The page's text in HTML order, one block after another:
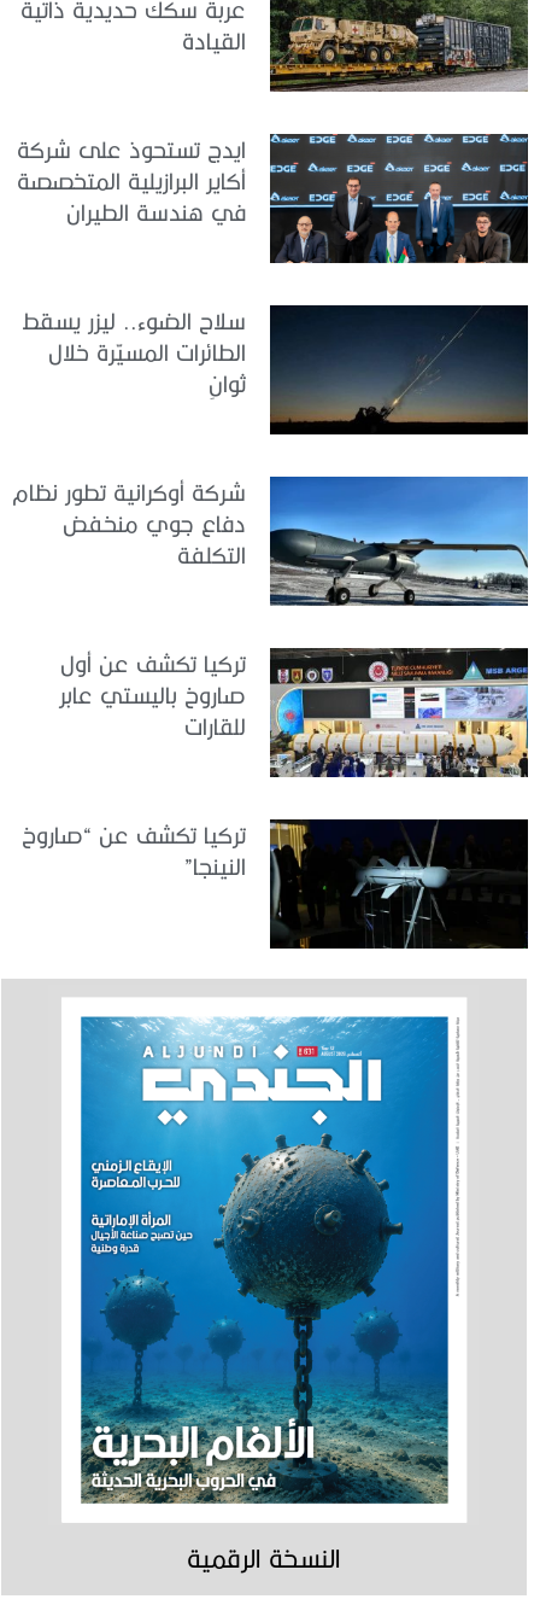
عربة سكك حديدية ذاتية
القيادة
ايدج تستحوذ على شركة
أكاير البرازيلية المتخصصة
في هندسة الطيران
سلاح الضوء.. ليزر يسقط
الطائرات المسيّرة خلال
ثوانٍ
شركة أوكرانية تطور نظام
دفاع جوي منخفض
التكلفة
تركيا تكشف عن أول
صاروخ باليستي عابر
للقارات
تركيا تكشف عن “صاروخ
النينجا”
النسخة الرقمية